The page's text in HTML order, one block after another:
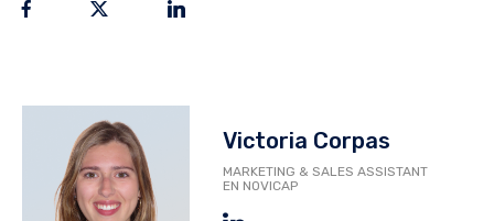
Victoria Corpas
MARKETING & SALES ASSISTANT
EN NOVICAP